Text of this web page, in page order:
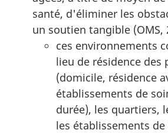
santé, d'éliminer les
un soutien tangible (OMS,
ces environnements
lieu de résidence des
(domicile, résidence
établissements de
durée), les quartiers,
les établissements